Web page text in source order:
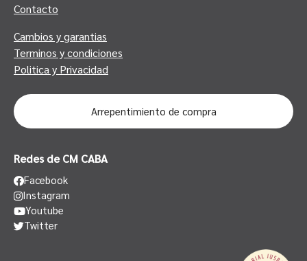
Contacto
Cambios y garantias
Terminos y condiciones
Politica y Privacidad
Arrepentimiento de compra
Redes de CM CABA
Facebook
Instagram
Youtube
Twitter